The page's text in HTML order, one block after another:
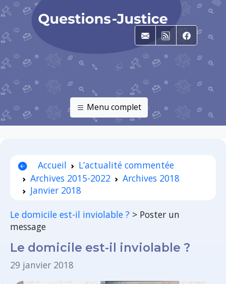
E-mailRSS
Menu complet
Accueil
L’actualité commentée
Archives 2015-2022
Archives 2018
Janvier 2018
Le domicile est-il inviolable ? > Poster un
message
Le domicile est-il inviolable ?
29 janvier 2018